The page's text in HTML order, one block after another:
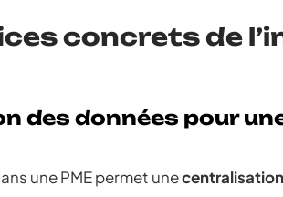
concrets de
des données pour
une PME permet une